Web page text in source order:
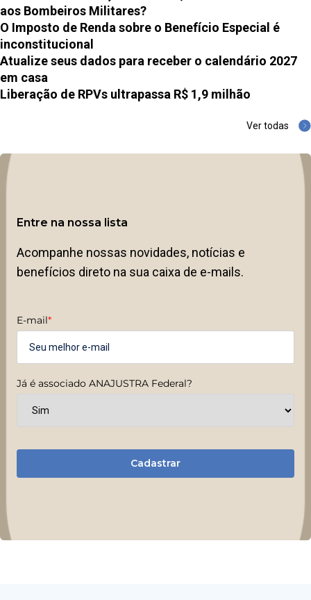
aos Bombeiros Militares?
O Imposto de Renda sobre o Benefício Especial é
inconstitucional
Atualize seus dados para receber o calendário 2027
em casa
Liberação de RPVs ultrapassa R$ 1,9 milhão
Ver todas
Entre na nossa lista
Acompanhe nossas novidades, notícias e
benefícios direto na sua caixa de e-mails.
E-mail*
Já é associado ANAJUSTRA Federal?
Cadastrar